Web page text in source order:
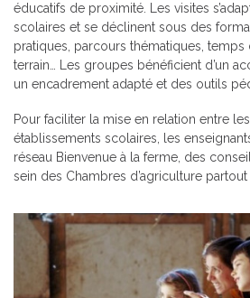
éducatifs de proximité. Les visites
scolaires et se déclinent sous des
pratiques, parcours thématiques, temps
terrain… Les groupes bénéficient d’un
un encadrement adapté et des outils
Pour faciliter la mise en relation entre
établissements scolaires, les
réseau Bienvenue à la ferme, des
sein des Chambres d’agriculture